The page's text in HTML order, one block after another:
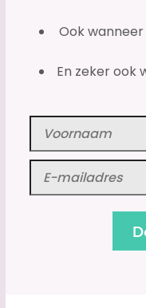
Ook
En zeker ook